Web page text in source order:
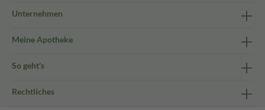
Unternehmen
Meine Apotheke
So geht's
Rechtliches